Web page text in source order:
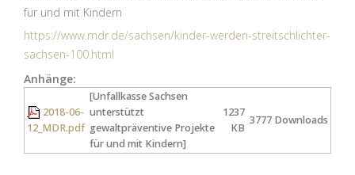
für und mit Kindern
https://www.mdr.de/sachsen/kinder-werden-streitschlichter-
sachsen-100.html
Anhänge:
2018-06-
12_MDR.pdf
[Unfallkasse Sachsen
unterstützt
gewaltpräventive Projekte
für und mit Kindern]
1237
KB
3777 Downloads